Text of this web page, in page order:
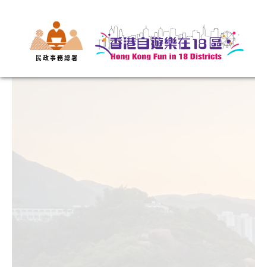
民 政 事 務 總 署